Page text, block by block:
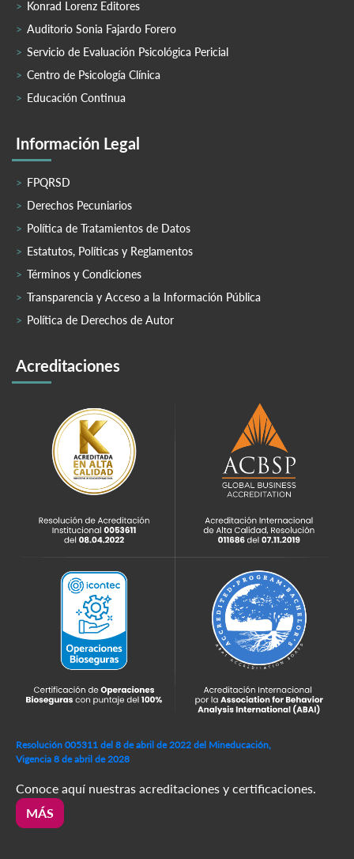
Konrad Lorenz Editores
Auditorio Sonia Fajardo Forero
Servicio de Evaluación Psicológica Pericial
Centro de Psicología Clínica
Educación Continua
Información Legal
FPQRSD
Derechos Pecuniarios
Política de Tratamientos de Datos
Estatutos, Políticas y Reglamentos
Términos y Condiciones
Transparencia y Acceso a la Información Pública
Política de Derechos de Autor
Acreditaciones
Resolución 005311 del 8 de abril de 2022 del Mineducación,
Vigencia 8 de abril de 2028
Conoce aquí nuestras acreditaciones y certificaciones.
MÁS